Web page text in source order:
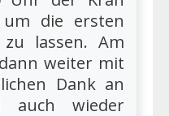
die ersten
lassen. Am
weiter mit
Dank an
auch wieder